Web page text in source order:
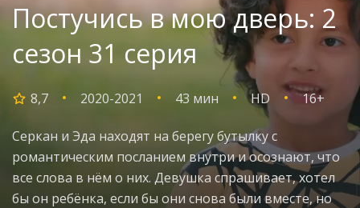
Постучись в мою дверь: 2
сезон 31 серия
8,7 2020-2021 43 мин HD 16+
Серкан и Эда находят на берегу бутылку с
романтическим посланием внутри и осознают, что
все слова в нём о них. Девушка спрашивает, хотел
бы он ребёнка, если бы они снова были вместе, но